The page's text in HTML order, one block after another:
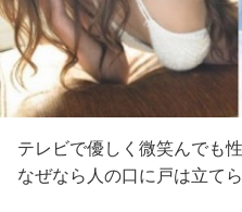
テレビで優しく微笑んでも
なぜなら人の口に戸は立て